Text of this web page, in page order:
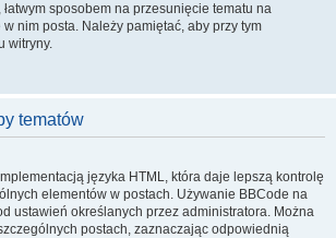
sposobem na przesunięcie tematu na
nim posta. Należy pamiętać, aby przy tym
witryny.
tematów
języka HTML, która daje lepszą kontrolę
elementów w postach. Używanie BBCode na
ustawień określanych przez administratora. Można
postach, zaznaczając odpowiednią